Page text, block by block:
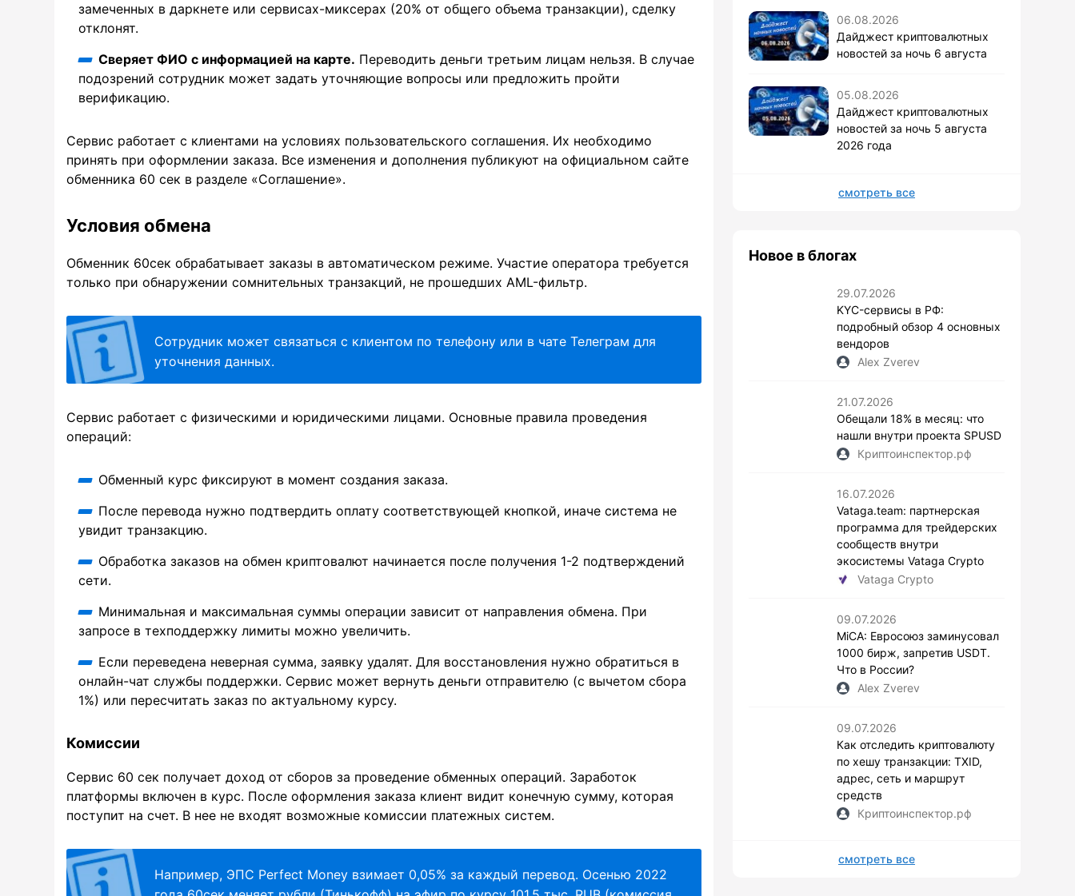
замеченных в даркнете или сервисах-миксерах (20% от общего объема транзакции), сделку
отклонят.
Сверяет ФИО с информацией на карте. Переводить деньги третьим лицам нельзя. В случае
подозрений сотрудник может задать уточняющие вопросы или предложить пройти
верификацию.
Сервис работает с клиентами на условиях пользовательского соглашения. Их необходимо
принять при оформлении заказа. Все изменения и дополнения публикуют на официальном сайте
обменника 60 сек в разделе «Соглашение».
Условия обмена
Обменник 60сек обрабатывает заказы в автоматическом режиме. Участие оператора требуется
только при обнаружении сомнительных транзакций, не прошедших AML-фильтр.
Сотрудник может связаться с клиентом по телефону или в чате Телеграм для
уточнения данных.
Сервис работает с физическими и юридическими лицами. Основные правила проведения
операций:
Обменный курс фиксируют в момент создания заказа.
После перевода нужно подтвердить оплату соответствующей кнопкой, иначе система не
увидит транзакцию.
Обработка заказов на обмен криптовалют начинается после получения 1-2 подтверждений
сети.
Минимальная и максимальная суммы операции зависит от направления обмена. При
запросе в техподдержку лимиты можно увеличить.
Если переведена неверная сумма, заявку удалят. Для восстановления нужно обратиться в
онлайн-чат службы поддержки. Сервис может вернуть деньги отправителю (с вычетом сбора
1%) или пересчитать заказ по актуальному курсу.
Комиссии
Сервис 60 сек получает доход от сборов за проведение обменных операций. Заработок
платформы включен в курс. После оформления заказа клиент видит конечную сумму, которая
поступит на счет. В нее не входят возможные комиссии платежных систем.
Например, ЭПС Perfect Money взимает 0,05% за каждый перевод. Осенью 2022
06.08.2026
Дайджест криптовалютных
новостей за ночь 6 августа
05.08.2026
Дайджест криптовалютных
новостей за ночь 5 августа
2026 года
смотреть все
Новое в блогах
29.07.2026
KYC-сервисы в РФ:
подробный обзор 4 основных
вендоров
Alex Zverev
21.07.2026
Обещали 18% в месяц: что
нашли внутри проекта SPUSD
Криптоинспектор.рф
16.07.2026
Vataga.team: партнерская
программа для трейдерских
сообществ внутри
экосистемы Vataga Crypto
Vataga Crypto
09.07.2026
MiCA: Евросоюз заминусовал
1000 бирж, запретив USDT.
Что в России?
Alex Zverev
09.07.2026
Как отследить криптовалюту
по хешу транзакции: TXID,
адрес, сеть и маршрут
средств
Криптоинспектор.рф
смотреть все